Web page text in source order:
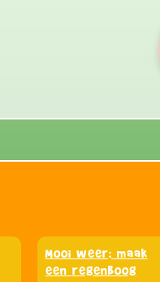
Mooi weer; maak
een regenboog